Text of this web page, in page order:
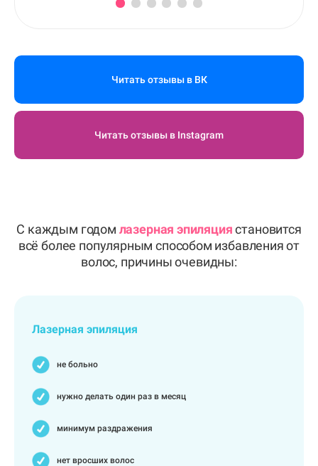
Читать отзывы в ВК
Читать отзывы в Instagram
С каждым годом лазерная эпиляциястановится
всё более популярным способом избавления от
волос, причины очевидны:
Лазерная эпиляция
не больно
нужно делать один раз в месяц
минимум раздражения
нет вросших волос